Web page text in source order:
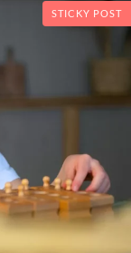
STICKY POST